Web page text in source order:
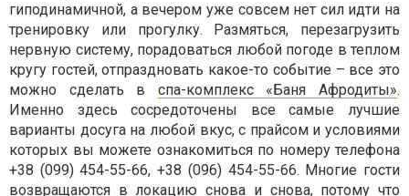
гиподинамичной, а вечером уже совсем нет сил идти на
тренировку или прогулку. Размяться, перезагрузить
нервную систему, порадоваться любой погоде в теплом
кругу гостей, отпраздновать какое-то событие – все это
можно сделать в спа-комплекс «Баня Афродиты».
Именно здесь сосредоточены все самые лучшие
варианты досуга на любой вкус, с прайсом и условиями
которых вы можете ознакомиться по номеру телефона
+38 (099) 454-55-66, +38 (096) 454-55-66. Многие гости
возвращаются в локацию снова и снова, потому что